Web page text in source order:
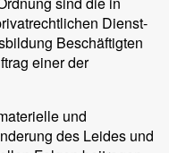
Dienst-
Beschäftigten
einer der
und
des Leides und